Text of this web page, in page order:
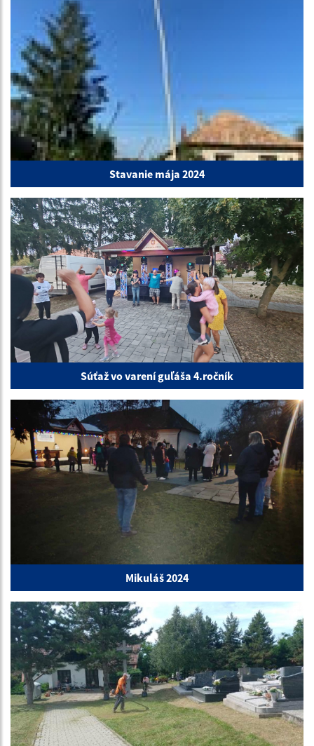
Stavanie mája 2024
Súťaž vo varení guľáša 4.ročník
Mikuláš 2024